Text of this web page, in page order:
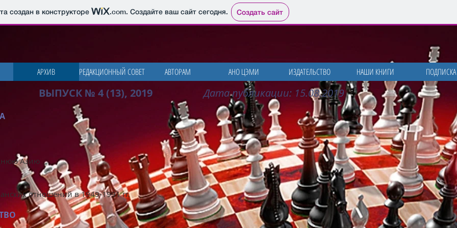
создан в конструкторе .com. Создайте ваш сайт сегодня. Создать сайт
АРХИВ РЕДАКЦИОННЫЙ СОВЕТ АВТОРАМ АНО ЦЭМИ ИЗДАТЕЛЬСТВО НАШИ КНИГИ ПОДПИСКА
ВЫПУСК № 4 (13), 2019Дата публикации: 15.08.2019
Азию
отношений в 1949-1991 гг.